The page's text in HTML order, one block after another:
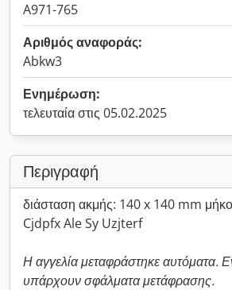
A971-765
Αριθμός αναφοράς:
Abkw3
Ενημέρωση:
τελευταία στις 05.02.2025
Περιγραφή
διάσταση ακμής: 140 x 140 mm
Cjdpfx Ale Sy Uzjterf
Η αγγελία μεταφράστηκε αυτόματα.
υπάρχουν σφάλματα μετάφρασης.